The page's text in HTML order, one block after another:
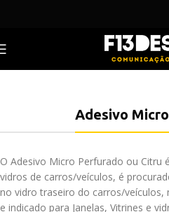
Adesivo
O Adesivo Micro Perfurado ou Citru
vidros de carros/veículos, é
no vidro traseiro do carros/
e indicado para Janelas, Vitrines e